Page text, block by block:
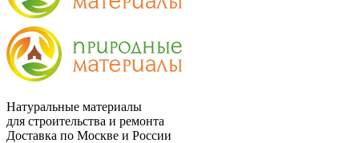
Натуральные материалы
для строительства и ремонта
Доставка по Москве и России